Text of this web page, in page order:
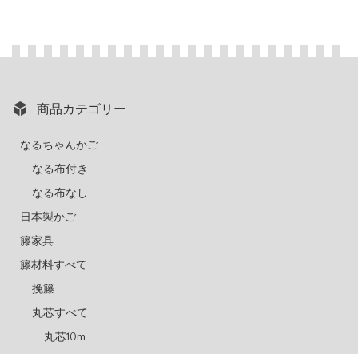
商品カテゴリー
なるちゃんかご
なる布付き
なる布なし
日本製かご
籐家具
籐材料すべて
挽籐
丸芯すべて
丸芯10m